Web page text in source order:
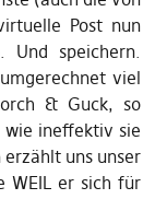
Post nun
Und speichern.
viel
& Guck, so
wie ineffektiv sie
erzählt uns unser
WEIL er sich für